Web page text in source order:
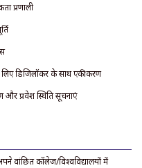
प्रणाली
डिजिलॉकर के साथ एकीकरण
और प्रवेश स्थिति सूचनाएं
वांछित कॉलेज/विश्वविद्यालयों में